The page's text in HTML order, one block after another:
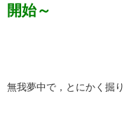
開始～
無我夢中で，とにかく掘り